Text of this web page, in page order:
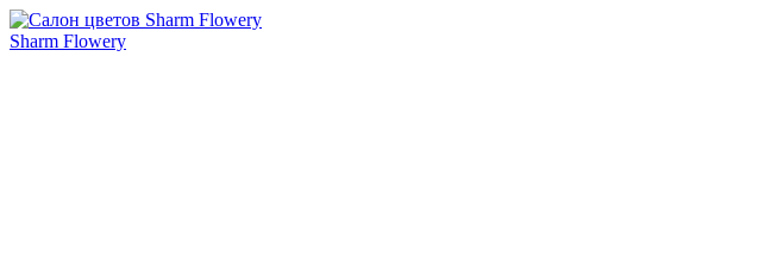
Sharm Flowery